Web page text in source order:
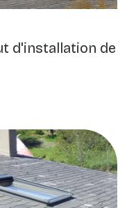
d'installation de